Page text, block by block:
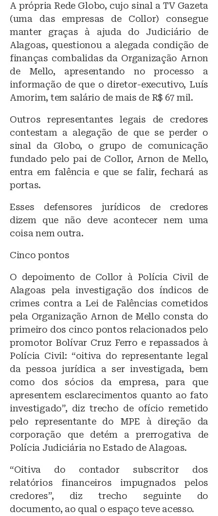
A própria Rede Globo, cujo sinal a TV Gazeta
(uma das empresas de Collor) consegue
manter graças à ajuda do Judiciário de
Alagoas, questionou a alegada condição de
finanças combalidas da Organização Arnon
de Mello, apresentando no processo a
informação de que o diretor-executivo, Luís
Amorim, tem salário de mais de R$ 67 mil.
Outros representantes legais de credores
contestam a alegação de que se perder o
sinal da Globo, o grupo de comunicação
fundado pelo pai de Collor, Arnon de Mello,
entra em falência e que se falir, fechará as
portas.
Esses defensores jurídicos de credores
dizem que não deve acontecer nem uma
coisa nem outra.
Cinco pontos
O depoimento de Collor à Polícia Civil de
Alagoas pela investigação dos índicos de
crimes contra a Lei de Falências cometidos
pela Organização Arnon de Mello consta do
primeiro dos cinco pontos relacionados pelo
promotor Bolívar Cruz Ferro e repassados à
Polícia Civil: “oitiva do representante legal
da pessoa jurídica a ser investigada, bem
como dos sócios da empresa, para que
apresentem esclarecimentos quanto ao fato
investigado”, diz trecho de ofício remetido
pelo representante do MPE à direção da
corporação que detém a prerrogativa de
Polícia Judiciária no Estado de Alagoas.
“Oitiva do contador subscritor dos
relatórios financeiros impugnados pelos
credores”, diz trecho seguinte do
documento, ao qual o espaço teve acesso.